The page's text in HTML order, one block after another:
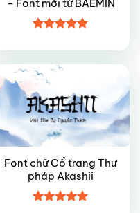
– Font mới từ BAEMIN
hạng4.85
Font chữ Cổ trang Thư
pháp Akashii